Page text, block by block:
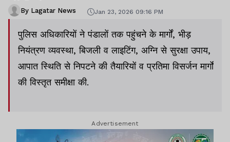
By Lagatar News Jan 23, 2026 09:16 PM
पुलिस अधिकारियों ने पंडालों तक पहुंचने के मार्गों, भीड़
नियंत्रण व्यवस्था, बिजली व लाइटिंग, अग्नि से सुरक्षा उपाय,
आपात स्थिति से निपटने की तैयारियों व प्रतिमा विसर्जन मार्गों
की विस्तृत समीक्षा की.
Advertisement